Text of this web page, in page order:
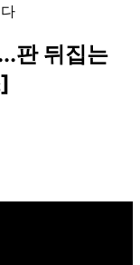
판 뒤집는